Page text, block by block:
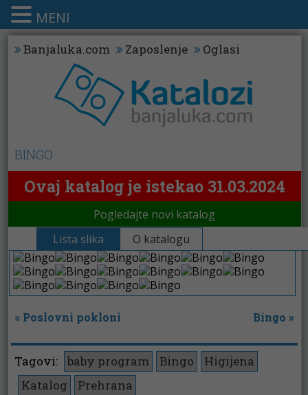
Banjaluka.com Zaposlenje Oglasi
BINGO
Ovaj katalog je istekao 31.03.2024
Pogledajte novi katalog
Lista slika
O katalogu
« Poslovni pokloni Bingo »
Tagovi: baby program Bingo
Higijena
Katalog
Prehrana
MENI